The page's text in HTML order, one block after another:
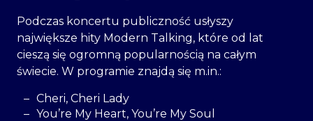
Podczas koncertu publiczność usłyszy
największe hity Modern Talking, które od lat
cieszą się ogromną popularnością na całym
świecie. W programie znajdą się m.in.:
Cheri, Cheri Lady
You’re My Heart, You’re My Soul